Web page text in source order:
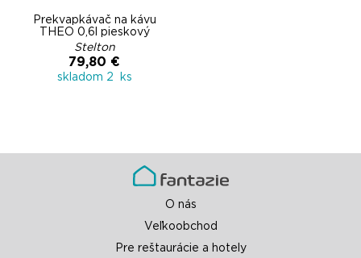
Prekvapkávač na kávu
THEO 0,6l pieskový
Stelton
79,80 €
skladom 2 ks
O nás
Veľkoobchod
Pre reštaurácie a hotely